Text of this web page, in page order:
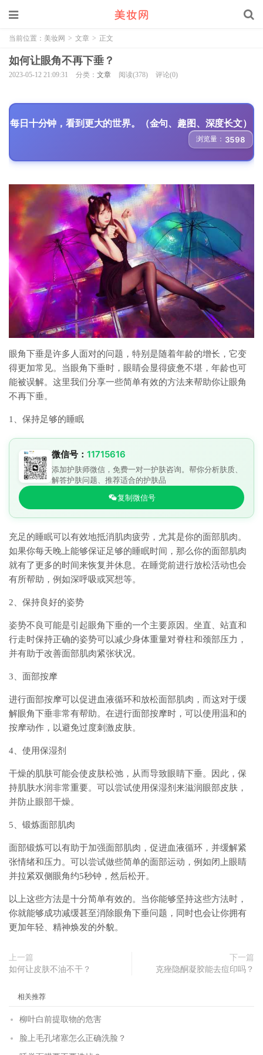
当前位置： 美妆网 > 文章 > 正文
如何让眼角不再下垂？
2023-05-12 21:09:31 分类： 文章 阅读(378) 评论(0)
每日十分钟，看到更大的世界。（金句、趣图、深度长文）
浏览量： 3598
眼角下垂是许多人面对的问题，特别是随着年龄的增长，它变
得更加常见。当眼角下垂时，眼睛会显得疲惫不堪，年龄也可
能被误解。这里我们分享一些简单有效的方法来帮助你让眼角
不再下垂。
1、保持足够的睡眠
微信号： 11715616
添加护肤师微信，免费一对一护肤咨询。帮你分析肤质、
解答护肤问题、推荐适合的护肤品
复制微信号
充足的睡眠可以有效地抵消肌肉疲劳，尤其是你的面部肌肉。
如果你每天晚上能够保证足够的睡眠时间，那么你的面部肌肉
就有了更多的时间来恢复并休息。在睡觉前进行放松活动也会
有所帮助，例如深呼吸或冥想等。
2、保持良好的姿势
姿势不良可能是引起眼角下垂的一个主要原因。坐直、站直和
行走时保持正确的姿势可以减少身体重量对脊柱和颈部压力，
并有助于改善面部肌肉紧张状况。
3、面部按摩
进行面部按摩可以促进血液循环和放松面部肌肉，而这对于缓
解眼角下垂非常有帮助。在进行面部按摩时，可以使用温和的
按摩动作，以避免过度刺激皮肤。
4、使用保湿剂
干燥的肌肤可能会使皮肤松弛，从而导致眼睛下垂。因此，保
持肌肤水润非常重要。可以尝试使用保湿剂来滋润眼部皮肤，
并防止眼部干燥。
5、锻炼面部肌肉
面部锻炼可以有助于加强面部肌肉，促进血液循环，并缓解紧
张情绪和压力。可以尝试做些简单的面部运动，例如闭上眼睛
并拉紧双侧眼角约5秒钟，然后松开。
以上这些方法是十分简单有效的。当你能够坚持这些方法时，
你就能够成功减缓甚至消除眼角下垂问题，同时也会让你拥有
更加年轻、精神焕发的外貌。
上一篇
如何让皮肤不油不干？
下一篇
克痤隐酮凝胶能去痘印吗？
相关推荐
柳叶白前提取物的危害
脸上毛孔堵塞怎么正确洗脸？